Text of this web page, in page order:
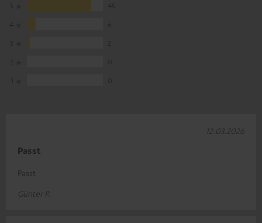
Passt
Passt
Günter P.
12.03.2026